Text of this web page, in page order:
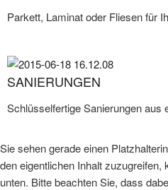
Parkett, Laminat oder Fliesen für
SANIERUNGEN
Schlüsselfertige Sanierungen aus
Sie sehen gerade einen
den eigentlichen Inhalt
unten. Bitte beachten Sie, dass